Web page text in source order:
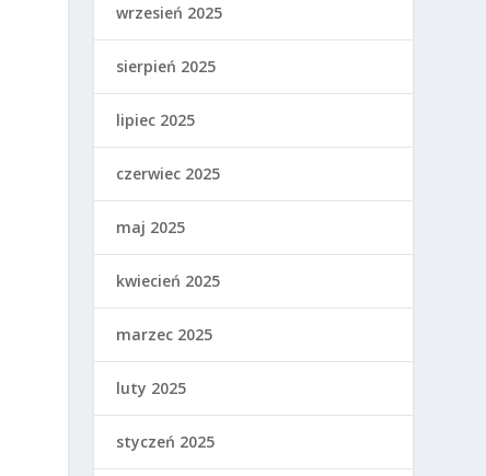
wrzesień 2025
sierpień 2025
lipiec 2025
czerwiec 2025
maj 2025
kwiecień 2025
marzec 2025
luty 2025
styczeń 2025